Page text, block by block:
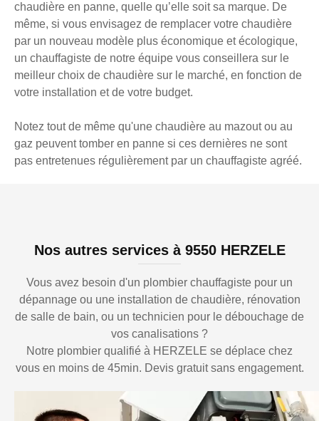
chaudière en panne, quelle qu’elle soit sa marque. De
même, si vous envisagez de remplacer votre chaudière
par un nouveau modèle plus économique et écologique,
un chauffagiste de notre équipe vous conseillera sur le
meilleur choix de chaudière sur le marché, en fonction de
votre installation et de votre budget.
Notez tout de même qu'une chaudière au mazout ou au
gaz peuvent tomber en panne si ces dernières ne sont
pas entretenues régulièrement par un chauffagiste agréé.
Nos autres services à 9550 HERZELE
Vous avez besoin d'un plombier chauffagiste pour un
dépannage ou une installation de chaudière, rénovation
de salle de bain, ou un technicien pour le débouchage de
vos canalisations ?
Notre plombier qualifié à HERZELE se déplace chez
vous en moins de 45min. Devis gratuit sans engagement.